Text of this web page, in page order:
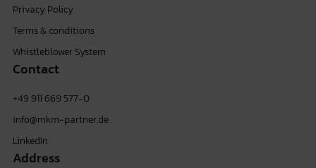
Privacy Policy
Terms & conditions
Whistleblower System
Contact
+49 911 669 577-0
info@mkm-partner.de
LinkedIn
Address